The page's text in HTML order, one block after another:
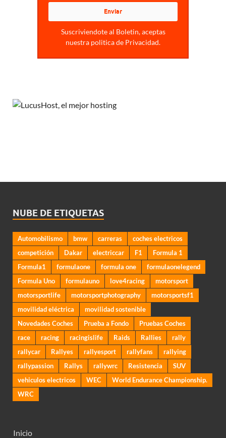
Suscriviendote al Boletin, aceptas
nuestra politica de Privacidad.
NUBE DE ETIQUETAS
Automobilismo bmw carreras
coches electricos
competición
Dakar electriccar F1
Formula 1
Formula1
formulaone formula one
formulaonelegend
Formula Uno
formulauno love4racing
motorsport
motorsportlife
motorsportphotography
motorsportsf1
movilidad eléctrica
movilidad sostenible
Novedades Coches
Prueba a Fondo
Pruebas Coches
race
racing racingislife Raids Rallies
rally
rallycar
Rallyes rallyesport rallyfans
rallying
rallypassion
Rallys rallywrc Resistencia
SUV
vehiculos electricos
WEC
World Endurance Championship.
WRC
Inicio